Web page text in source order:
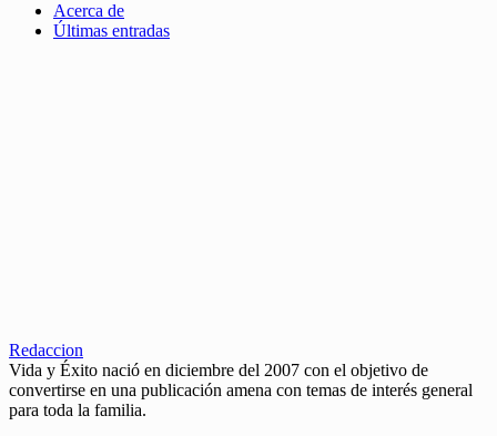
Acerca de
Últimas entradas
Redaccion
Vida y Éxito nació en diciembre del 2007 con el objetivo de
convertirse en una publicación amena con temas de interés general
para toda la familia.